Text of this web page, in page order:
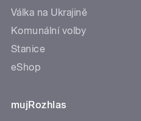
Válka na Ukrajině
Komunální volby
Stanice
eShop
mujRozhlas